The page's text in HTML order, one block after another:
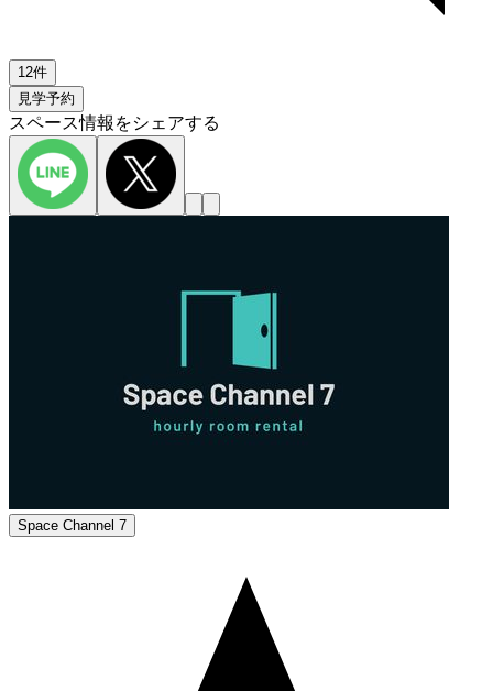
12件
見学予約
スペース情報をシェアする
Space Channel 7